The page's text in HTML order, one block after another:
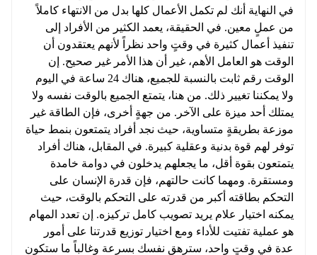
في النهاية أنك لم تكمل الأعمال كلها بدل من الانتهاء كاملاً
من عملٍ معين. في الحقيقة، يعمد الكثير من الأفراد إلى
تنفيذ أعمال كثيرة في وقتٍ واحد نظراً لأنهم يعتقدون أن
الوقت هو العامل الأهم، غير أن هذا الأمر غير صحيح. إن
الوقت رقم ثابت بالنسبة للجميع، هناك 24 ساعة في اليوم
ولا يمكننا تغيير ذلك. من هنا، يتمتع الجميع بالوقت نفسه ولا
يمتلك أحد ميزة على الآخر. من جهةٍ أخرى، فإن الطاقة غير
موزعة بطريقةٍ متساوية، حيث نجد أفراد يتمتعون بنمط حياة
توفر لهم قوة بدنية وعقلية كبيرة. في المقابل، هناك أفراد
يتمتعون بقوة أقل، ما يجعلهم يدخلون في دوامة خامدة
ومستقرة. ومهما كانت حالتهم، فإن قدرة الإنسان على
التحكم بطاقته أكبر من قدرته على التحكم بالوقت، حيث
يمكنه اختيار علام يريد تصويب كامل تركيزه. إن تعدد المهام
هو عملية تفتيت للأداء ومع اختيار توزيع قدرتنا على أمور
عدة في وقتٍ واحد، سترهق نفسك بسرعة وغالباً ما ستكون